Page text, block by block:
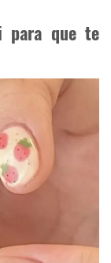
para que te